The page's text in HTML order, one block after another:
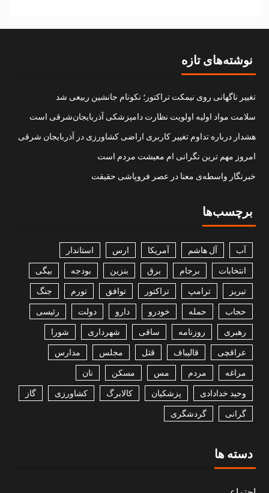
نوشته‌های تازه
تغییر ناگهانی روی نیمکت تراکتور؛ نکونام جانشین ربیعی شد
سلامت مواد اولیه اولویت نظارت دامپزشکی آذربایجان‌شرقی است
هشدار درباره تداوم تغییر کاربری اراضی کشاورزی در آذربایجان شرقی
امروز مهم‌ ترین نگرانی‌ ام معیشت مردم است
خبرنگار واسطه‌ی معنا در عصر فروپاشی حقیقت
برچسب‌ها
آب آل هاشم آمریکا ارس استاندار
انتخابات برجام برق بنزین بودجه بیگی
تبریز ترامپ تراکتور توافق تورم جنگ
حجاب حمله خودرو دارو دولت رئیسی
رهبری روزنامه ساقی شهرداری شورا
عراقچی قالیباف قتل مجلس مدارس
مراغه مردم مس مسکن نان
وحید خدادادی پزشکیان کالابرگ کشاورزی گاز
گرانی گردشگری
دسته ها